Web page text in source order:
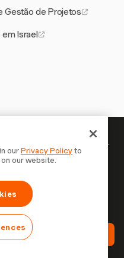
Gestão de Projetos
em Israel
registrado —
que controlam o
mais rápido com
Grátis
ourPrivacy Policyto
our website.